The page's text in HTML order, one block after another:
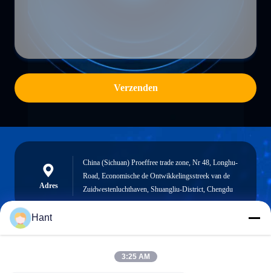
Verzenden
Adres
China (Sichuan) Proeffree trade zone, Nr 48, Longhu-
Road, Economische de Ontwikkelingsstreek van de
Zuidwestenluchthaven, Shuangliu-District, Chengdu
Sales03@chinafibercable.com
Hant
3:25 AM